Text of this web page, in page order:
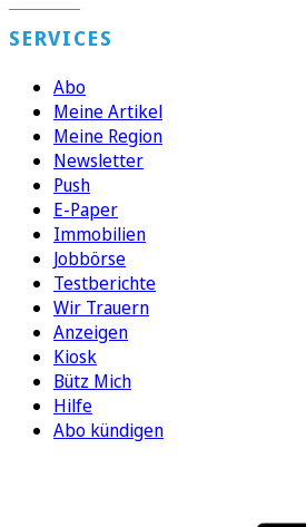
SERVICES
Abo
Meine Artikel
Meine Region
Newsletter
Push
E-Paper
Immobilien
Jobbörse
Testberichte
Wir Trauern
Anzeigen
Kiosk
Bütz Mich
Hilfe
Abo kündigen